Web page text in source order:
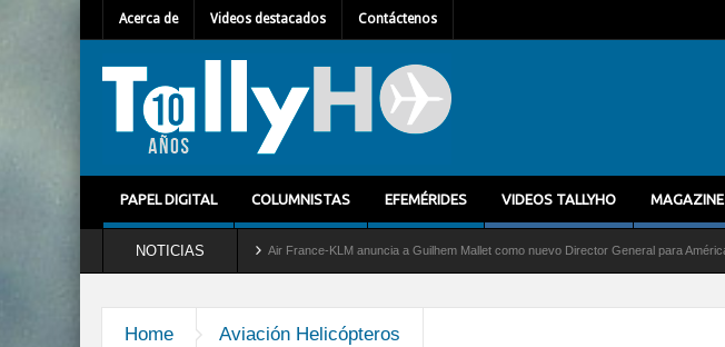
Acerca de Videos destacados Contáctenos
PAPEL DIGITAL COLUMNISTAS EFEMÉRIDES VIDEOS TALLYHO MAGAZINE
NOTICIAS
al C-2 Greyhound Air France-KLM anuncia a Guilhem Mallet como nuevo Director General para América Latina
Home Aviación Helicópteros